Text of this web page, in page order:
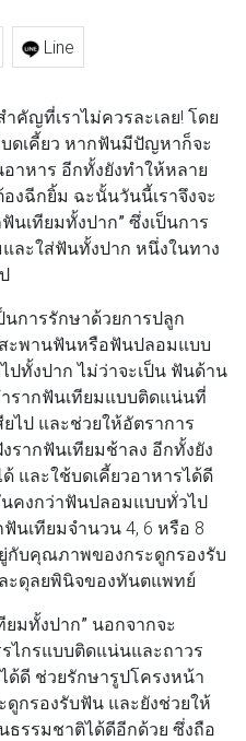
Line
คัญที่เราไม่ควรละเลย! โดย
ดเคี้ยว หากฟันมีปัญหาก็จะ
าหาร อีกทั้งยังทำให้หลาย
งฉีกยิ้ม ฉะนั้นวันนี้เราจึงจะ
นเทียมทั้งปาก” ซึ่งเป็นการ
ละใส่ฟันทั้งปาก หนึ่งในทาง
การรักษาด้วยการปลูก
ะพานฟันหรือฟันปลอมแบบ
ทั้งปาก ไม่ว่าจะเป็น ฟันด้าน
รากฟันเทียมแบบติดแน่นที่
ป และช่วยให้อัตราการ
รากฟันเทียมช้าลง อีกทั้งยัง
และใช้บดเคี้ยวอาหารได้ดี
คงกว่าฟันปลอมแบบทั่วไป
นเทียมจำนวน 4, 6 หรือ 8
กับคุณภาพของกระดูกรองรับ
ะดุลยพินิจของทันตแพทย์
ยมทั้งปาก” นอกจากจะ
ไกรแบบติดแน่นและถาวร
ด้ดี ช่วยรักษารูปโครงหน้า
กรองรับฟัน และยังช่วยให้
รรมชาติได้ดีอีกด้วย ซึ่งถือ